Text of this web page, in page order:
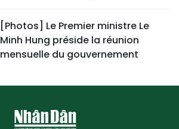
[Photos] Le Premier ministre Le
Minh Hung préside la réunion
mensuelle du gouvernement